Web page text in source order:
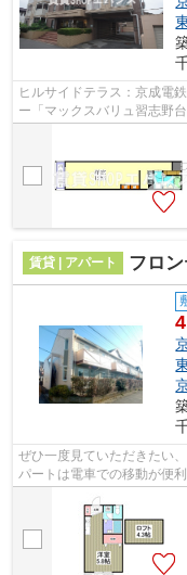
ヒルサイドテラス：京成電
ー「マックスバリュ習志野
賃貸 | アパート フロ
ぜひ一度見ていただきたい
パートは電車での移動が便
は自走式駐車場があります